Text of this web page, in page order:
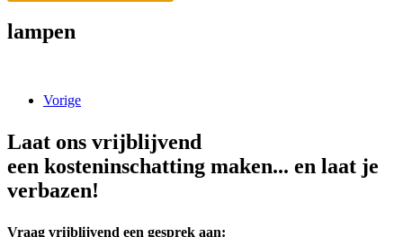
lampen
Vorige
Laat ons vrijblijvend
een kosteninschatting maken... en laat je
verbazen!
Vraag vrijblijvend een gesprek aan: